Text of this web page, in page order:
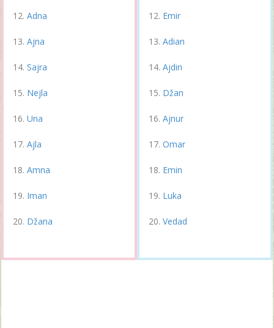
Adna
Ajna
Sajra
Nejla
Una
Ajla
Amna
Iman
Džana
Emir
Adian
Ajdin
Džan
Ajnur
Omar
Emin
Luka
Vedad